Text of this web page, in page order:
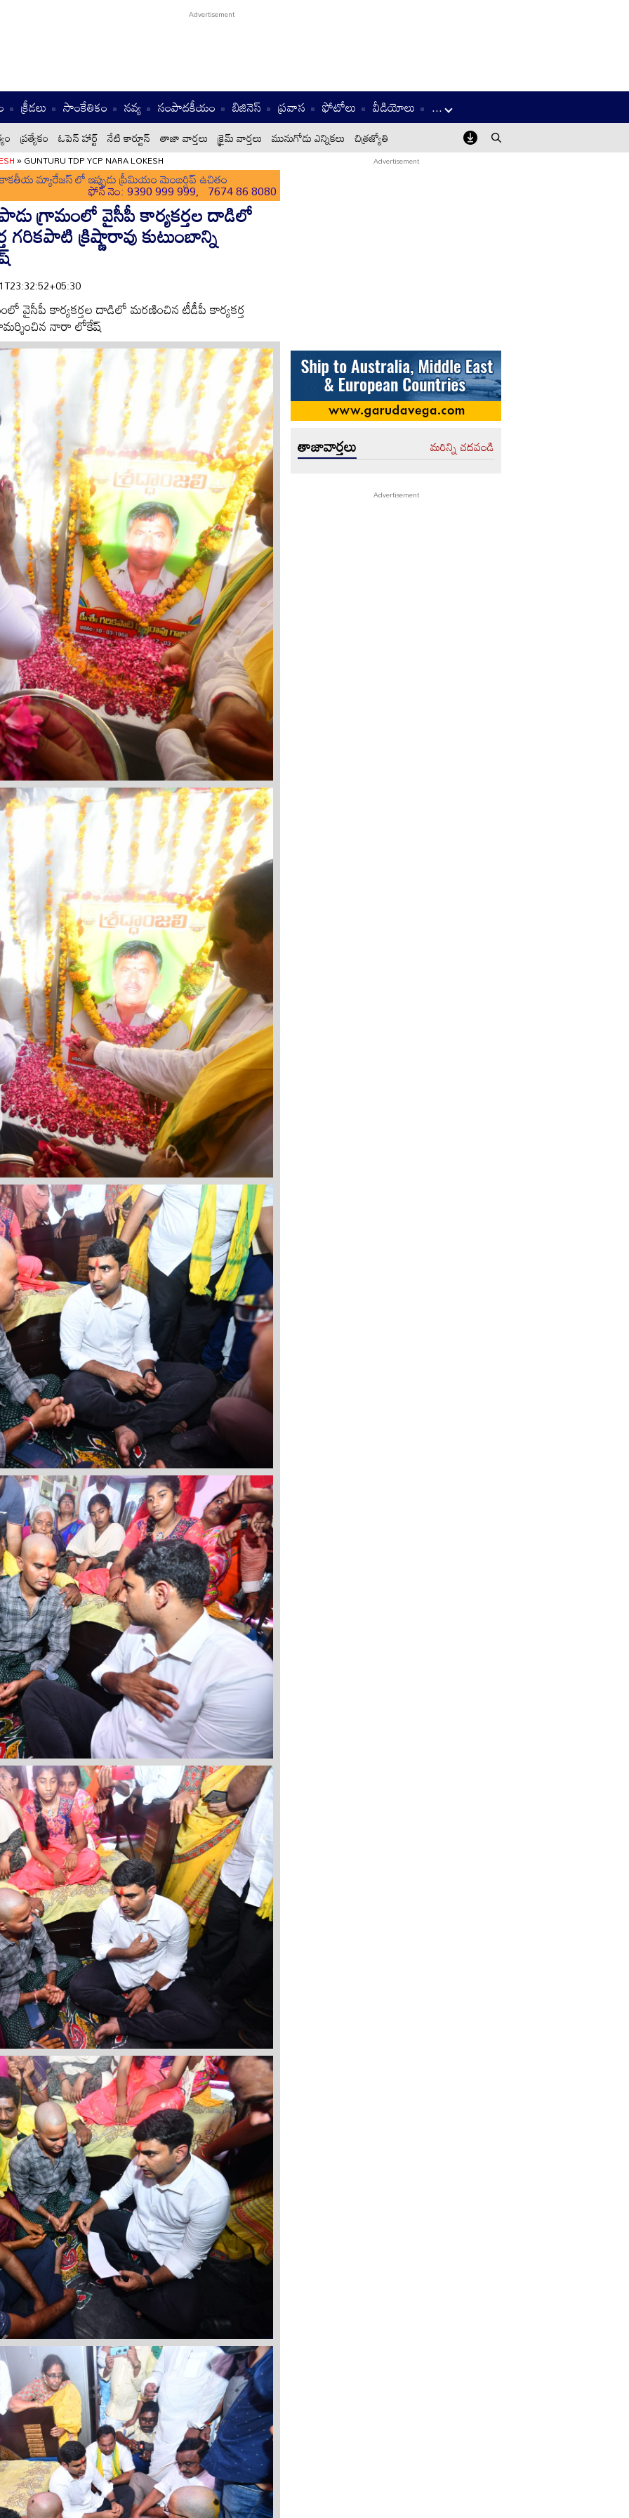
క్రీడలు సాంకేతికం నవ్య సంపాదకీయం బిజినెస్ ప్రవాస ఫోటోలు వీడియోలు ...
ప్రత్యేకం ఓపెన్ హార్ట్ నేటి కార్టూన్ తాజా వార్తలు క్రైమ్ వార్తలు మునుగోడు ఎన్నికలు చిత్రజ్యోతి
»GUNTURU TDP YCP NARA LOKESH
కాకతీయ మ్యారేజస్ లో ఇప్పుడు ప్రీమియం మెంబర్షిప్ ఉచితం
ఫోన్ నెం: 9390 999 999, 7674 86 8080
గ్రామంలో వైసీపీ కార్యకర్తల దాడిలో
క్రిష్ణారావు కుటుంబాన్ని
వైసీపీ కార్యకర్తల దాడిలో మరణించిన టీడీపీ కార్యకర్త
నారా లోకేష్
తాజావార్తలు మరిన్ని చదవండి